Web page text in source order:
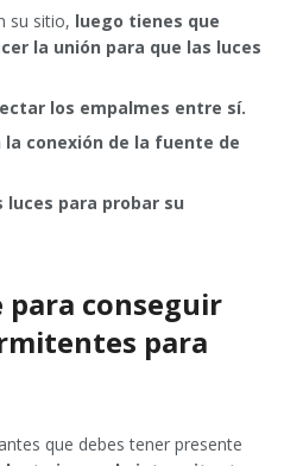
su sitio, luego tienes que
la unión para que las luces
los empalmes entre sí.
la conexión de la fuente de
luces para probar su
para conseguir
para
que debes tener presente